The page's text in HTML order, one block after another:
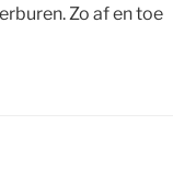
Zo af en toe